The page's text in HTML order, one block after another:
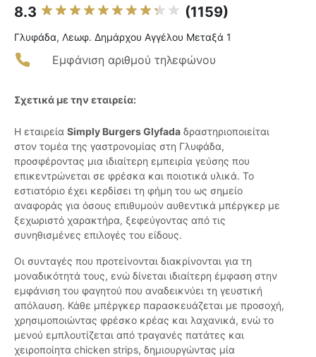
8.3 (1159)
Γλυφάδα, Λεωφ. Δημάρχου Αγγέλου Μεταξά 1
Εμφάνιση αριθμού τηλεφώνου
Σχετικά με την εταιρεία:
Η εταιρεία Simply Burgers Glyfada δραστηριοποιείται
στον τομέα της γαστρονομίας στη Γλυφάδα,
προσφέροντας μια ιδιαίτερη εμπειρία γεύσης που
επικεντρώνεται σε φρέσκα και ποιοτικά υλικά. Το
εστιατόριο έχει κερδίσει τη φήμη του ως σημείο
αναφοράς για όσους επιθυμούν αυθεντικά μπέργκερ με
ξεχωριστό χαρακτήρα, ξεφεύγοντας από τις
συνηθισμένες επιλογές του είδους.
Οι συνταγές που προτείνονται διακρίνονται για τη
μοναδικότητά τους, ενώ δίνεται ιδιαίτερη έμφαση στην
εμφάνιση του φαγητού που αναδεικνύει τη γευστική
απόλαυση. Κάθε μπέργκερ παρασκευάζεται με προσοχή,
χρησιμοποιώντας φρέσκο κρέας και λαχανικά, ενώ το
μενού εμπλουτίζεται από τραγανές πατάτες και
χειροποίητα chicken strips, δημιουργώντας μία